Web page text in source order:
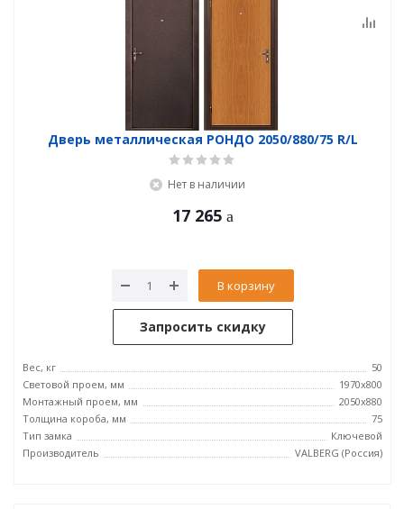
Дверь металлическая РОНДО 2050/880/75 R/L
Нет в наличии
17 265
В корзину
Запросить скидку
Вес, кг
50
Световой проем, мм
1970x800
Монтажный проем, мм
2050x880
Толщина короба, мм
75
Тип замка
Ключевой
Производитель
VALBERG (Россия)